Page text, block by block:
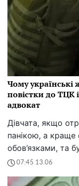
Чому
повістки до ТЦК
адвокат
Дівчата, якщо
панікою, а краще
обов’язками, та
07:45 13.06